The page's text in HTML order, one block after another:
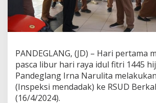
l
n
O
p
t
i
PANDEGLANG, (JD) – Hari pertama
pasca libur hari raya idul fitri 1445
Pandeglang Irna Narulita
(Inspeksi mendadak) ke RSUD
(16/4/2024).